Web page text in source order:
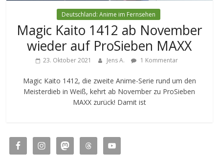
Deutschland: Anime im Fernsehen
Magic Kaito 1412 ab November
wieder auf ProSieben MAXX
23. Oktober 2021 Jens A. 1 Kommentar
Magic Kaito 1412, die zweite Anime-Serie rund um den
Meisterdieb in Weiß, kehrt ab November zu ProSieben
MAXX zurück! Damit ist